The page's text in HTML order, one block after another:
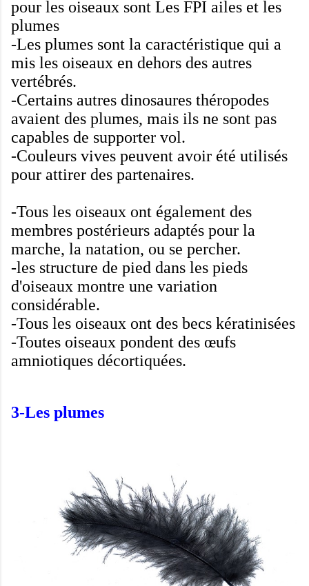
pour les oiseaux sont Les FPI ailes et les
plumes
-Les plumes sont la caractéristique qui a
mis les oiseaux en dehors des autres
vertébrés.
-Certains autres dinosaures théropodes
avaient des plumes, mais ils ne sont pas
capables de supporter vol.
-Couleurs vives peuvent avoir été utilisés
pour attirer des partenaires.
-Tous les oiseaux ont également des
membres postérieurs adaptés pour la
marche, la natation, ou se percher.
-les structure de pied dans les pieds
d'oiseaux montre une variation
considérable.
-Tous les oiseaux ont des becs kératinisées
-Toutes oiseaux pondent des œufs
amniotiques décortiquées.
3-Les plumes